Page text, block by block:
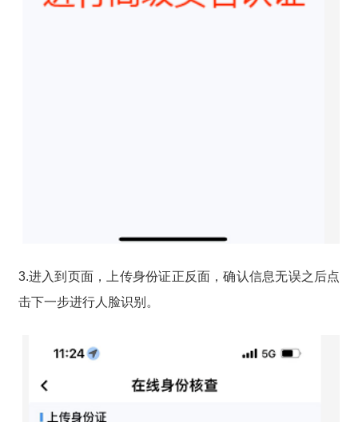
3.进入到页面，上传身份证正反面，确认信息无误之后点
击下一步进行人脸识别。